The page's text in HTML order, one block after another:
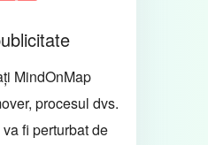
MindOnMap
procesul dvs.
fi perturbat de